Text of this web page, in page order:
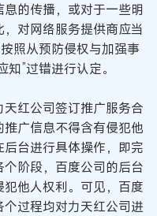
的传播，或对于一些明
对网络服务提供商应当
照从预防侵权与加强事
”过错进行认定。
红公司签订推广服务合
广信息不得含有侵犯他
台进行具体操作，即完
阶段，百度公司的后台
他人权利。可见，百度
过程均对力天红公司进